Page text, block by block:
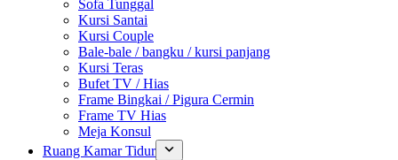
Sofa Tunggal
Kursi Santai
Kursi Couple
Bale-bale / bangku / kursi panjang
Kursi Teras
Bufet TV / Hias
Frame Bingkai / Pigura Cermin
Frame TV Hias
Meja Konsul
Ruang Kamar Tidur